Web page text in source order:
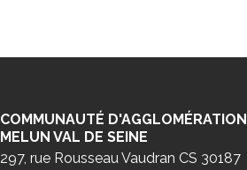
COMMUNAUTÉ D'AGGLOMÉRATION
MELUN VAL DE SEINE
297, rue Rousseau Vaudran CS 30187